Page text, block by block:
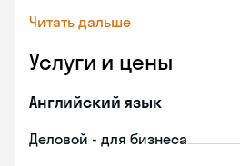
Читать дальше
Услуги и цены
Английский язык
Деловой - для бизнеса